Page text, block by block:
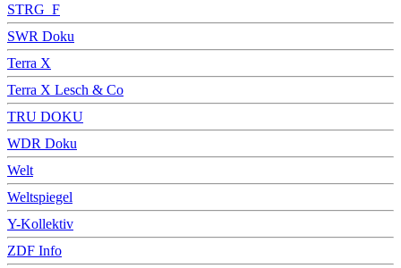
STRG_F
SWR Doku
Terra X
Terra X Lesch & Co
TRU DOKU
WDR Doku
Welt
Weltspiegel
Y-Kollektiv
ZDF Info